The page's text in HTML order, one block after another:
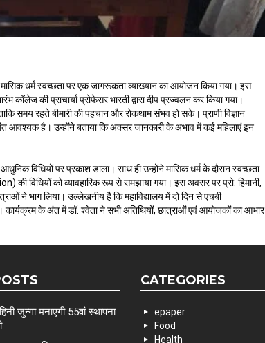
मासिक धर्म स्वच्छता पर एक जागरूकता व्याख्यान का आयोजन किया गया। इस
कॉलेज की प्राचार्या प्रोफेसर भारती द्वारा दीप प्रज्वलन कर किया गया।
रहते बीमारी की पहचान और रोकथाम संभव हो सके। प्राणी विज्ञान
आवश्यक है। उन्होंने बताया कि अक्सर जानकारी के अभाव में कई महिलाएं इन
विधियों पर प्रकाश डाला। साथ ही उन्होंने मासिक धर्म के दौरान स्वच्छता
विधियों को व्यावहारिक रूप से समझाया गया। इस अवसर पर प्रो. हिमानी,
ने भाग लिया। उल्लेखनीय है कि महाविद्यालय में दो दिन से एचबी
कार्यक्रम के अंत में डॉ. श्वेता ने सभी अतिथियों, छात्राओं एवं आयोजकों का आभार
जुन्गा मनाएगी 55वां स्थापना
CATEGORIES
epaper
Food
Health